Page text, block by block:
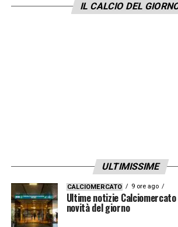
IL CALCIO DEL
ULTIMISSIME
CALCIOMERCATO 9 ore ago
Ultime notizie
novità del giorno